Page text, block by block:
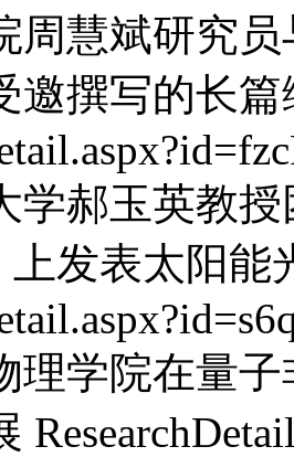
周慧斌研究
邀撰写的长
学郝玉英教授
上发表太阳
理学院在量